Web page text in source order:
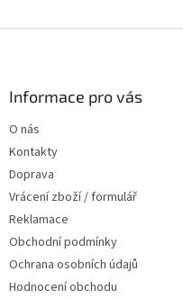
Informace pro vás
O nás
Kontakty
Doprava
Vrácení zboží / formulář
Reklamace
Obchodní podmínky
Ochrana osobních údajů
Hodnocení obchodu